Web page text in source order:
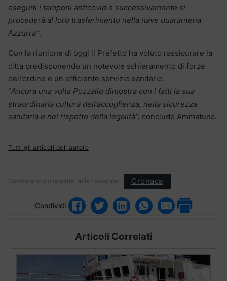
eseguiti i tamponi anticovid e successivamente si
procederà al loro trasferimento nella nave quarantena
Azzurra”.
Con la riunione di oggi il Prefetto ha voluto rassicurare la
città predisponendo un notevole schieramento di forze
dell’ordine e un efficiente servizio sanitario.
“Ancora una volta Pozzallo dimostra con i fatti la sua
straordinaria cultura dell’accoglienza, nella sicurezza
sanitaria e nel rispetto della legalità”, conclude Ammatuna.
Tutti gli articoli dell'autore
Questo articolo fa parte delle categorie: Cronaca
Condividi
Articoli Correlati